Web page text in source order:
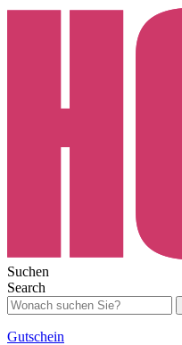
Suchen
Search
Gutschein